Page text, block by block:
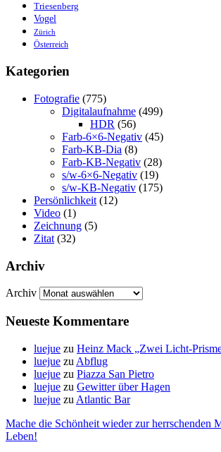
Triesenberg
Vogel
Zürich
Österreich
Kategorien
Fotografie (775)
Digitalaufnahme (499)
HDR (56)
Farb-6×6-Negativ (45)
Farb-KB-Dia (8)
Farb-KB-Negativ (28)
s/w-6×6-Negativ (19)
s/w-KB-Negativ (175)
Persönlichkeit (12)
Video (1)
Zeichnung (5)
Zitat (32)
Archiv
Archiv
Neueste Kommentare
luejue zu Heinz Mack „Zwei Licht-
luejue zu Abflug
luejue zu Piazza San Pietro
luejue zu Gewitter über Hagen
luejue zu Atlantic Bar
Mache die Schönheit wieder zur herrschenden
Leben!